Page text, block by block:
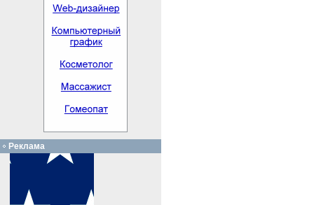
Реклама